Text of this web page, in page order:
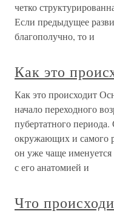
четко
Если предыдущее
благополучно, то и
Как это
Как это происходит
начало переходного
пубертатного
окружающих и самого
он уже чаще
с его анатомией и
Что